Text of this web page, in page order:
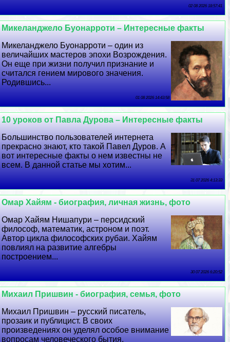
02 08 2026 18:57:41
Микеланджело Буонарроти – Интересные факты
Микеланджело Буонарроти – один из
величайших мастеров эпохи Возрождения.
Он еще при жизни получил признание и
считался гением мирового значения.
Родившись...
01 08 2026 14:43:58
10 уроков от Павла Дурова – Интересные факты
Большинство пользователей интернета
прекрасно знают, кто такой Павел Дуров. А
вот интересные факты о нем известны не
всем. В данной статье мы хотим...
31 07 2026 4:13:33
Омар Хайям - биография, личная жизнь, фото
Омар Хайям Нишапури – персидский
философ, математик, астроном и поэт.
Автор цикла философских рубаи. Хайям
повлиял на развитие алгебры
построением...
30 07 2026 6:20:52
Михаил Пришвин - биография, семья, фото
Михаил Пришвин – русский писатель,
прозаик и публицист. В своих
произведениях он уделял особое внимание
вопросам человеческого бытия,